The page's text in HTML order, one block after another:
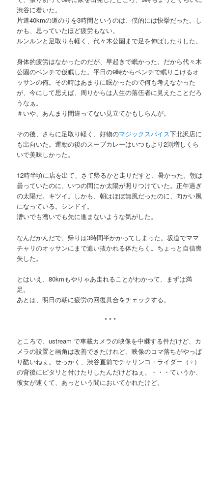
渋谷に着いた。
片道40kmの道のりを3時間というのは、僕的には快挙だった。し
かも、思っていたほど疲労もない。
ルンルンと足取りも軽く、代々木公園まで足を伸ばしたりした。
身体的疲労はなかったのだが、早起きで眠かった。だから代々木
公園のベンチで仮眠した。平日の9時からベンチで眠りこけるオ
ッサンの俺。その時はあまりに眠かったので何も考えなかった
が、今にして思えば、周りからは人生の落伍者に見えたことだろ
うなぁ。
＃いや、あんまり間違ってない見立てかもしらんが。
その後、さらに足取り軽く、好物のマジックスパイス下北沢店に
も出向いた。運動の後のスープカレーはいつもより2割増しくら
いで美味しかった。
12時半頃に店を出て、さて帰るかと走りだすと、暑かった。朝は
曇っていたのに、いつの間にか太陽が照りつけていた。正午過ぎ
の太陽だ。キツイ。しかも、朝はほぼ無風だったのに、向かい風
になっている。シンドイ。
漕いでも漕いでも先に進まないような気がした。
なんだかんだで、帰りは3時間半かかってしまった。坂道でママ
チャリのオッサンにまで追い抜かれる体たらく。ちょっと自信喪
失した。
とはいえ、80kmもやりゃあ走れることがわかって、まずは満
足。
あとは、明日の朝に疲労の回復具合をチェックする。
* * *
ところで、ustream で車載カメラの映像を中継する件だけど、カ
メラの設置と画角は改善できたけれど、映像のコマ落ちがやっぱ
り酷いねぇ。せっかく、渋谷直前でチャリンコ・ライダー（♀）
の背後にピタリと付けたりしたんだけどねぇ。・・・ていうか、
彼女が速くて、あっという間においてかれたけど。